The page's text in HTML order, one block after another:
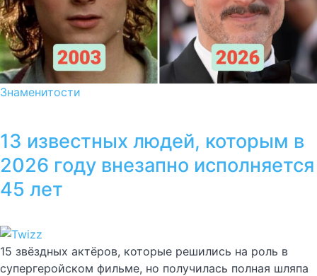
Знаменитости
13 известных людей, которым в
2026 году внезапно исполняется
45 лет
15 звёздных актёров, которые решились на роль в
супергеройском фильме, но получилась полная шляпа